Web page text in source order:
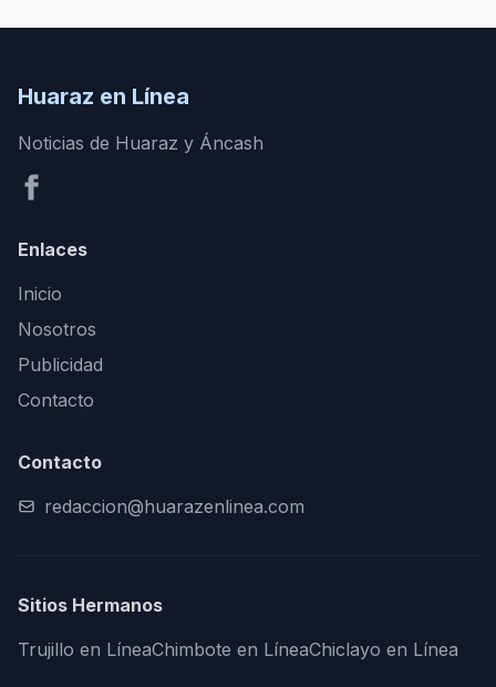
Huaraz en Línea
Noticias de Huaraz y Áncash
Enlaces
Inicio
Nosotros
Publicidad
Contacto
Contacto
redaccion@huarazenlinea.com
Sitios Hermanos
Trujillo en LíneaChimbote en LíneaChiclayo en Línea